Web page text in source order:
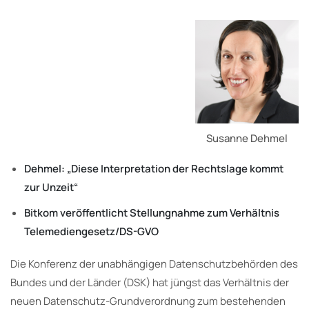
Susanne Dehmel
Dehmel: „Diese Interpretation der Rechtslage kommt
zur Unzeit“
Bitkom veröffentlicht Stellungnahme zum Verhältnis
Telemediengesetz/DS-GVO
Die Konferenz der unabhängigen Datenschutzbehörden des
Bundes und der Länder (DSK) hat jüngst das Verhältnis der
neuen Datenschutz-Grundverordnung zum bestehenden